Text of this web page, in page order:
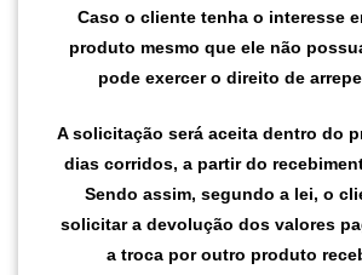
Caso o cliente tenha o interesse
produto mesmo que ele não
pode exercer o direito de
A solicitação será aceita dentro do
dias corridos, a partir do
Sendo assim, segundo a lei, o
solicitar a devolução dos valores
a troca por outro produto